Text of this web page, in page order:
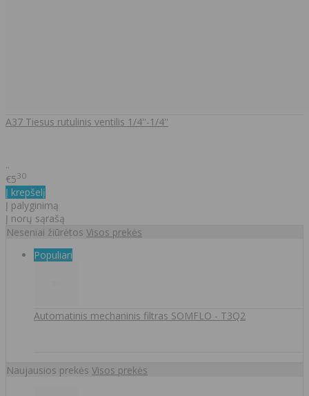
A37 Tiesus rutulinis ventilis 1/4''-1/4''
..
€530
Į krepšelį
Į palyginimą
Į norų sąrašą
Neseniai žiūrėtos Visos prekės
Populiari
Automatinis mechaninis filtras SOMFLO - T3Q2
Naujausios prekės Visos prekės